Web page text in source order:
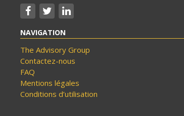
NAVIGATION
The Advisory Group
Contactez-nous
FAQ
Mentions légales
Conditions d’utilisation